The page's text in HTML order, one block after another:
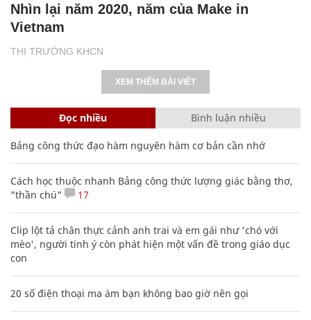
THỊ TRƯỜNG KHCN
Nhìn lại năm 2020, năm của Make in
Vietnam
XEM THÊM BÀI VIẾT
Đọc nhiều Bình luận nhiều
Bảng công thức đạo hàm nguyên hàm cơ bản cần nhớ
Cách học thuộc nhanh Bảng công thức lượng giác bằng thơ,
"thần chú"
17
Clip lột tả chân thực cảnh anh trai và em gái như 'chó với
mèo', người tinh ý còn phát hiện một vấn đề trong giáo dục
con
20 số điện thoại ma ám bạn không bao giờ nên gọi